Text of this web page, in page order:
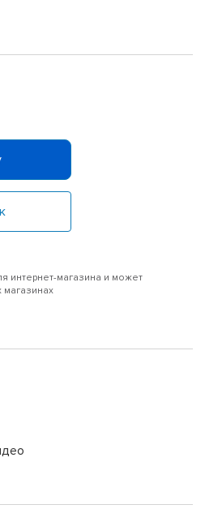
интернет-магазина и может
магазинах